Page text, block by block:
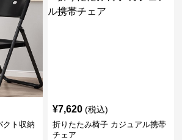
クト収納
¥7,620 (税込)
折りたたみ椅子 カジュアル携帯
チェア